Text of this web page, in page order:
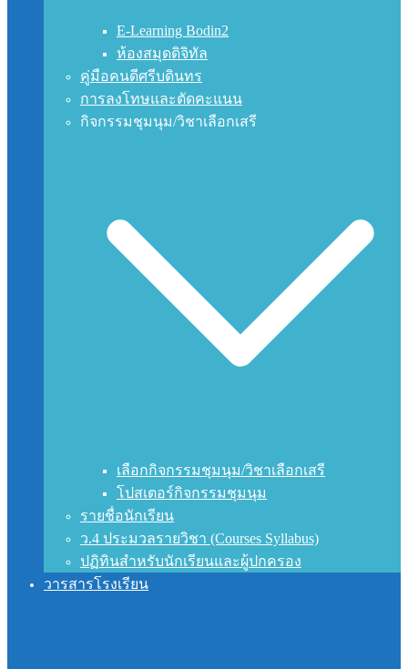
E-Learning Bodin2
ห้องสมุดดิจิทัล
คู่มือคนดีศรีบดินทร
การลงโทษและตัดคะแนน
กิจกรรมชุมนุม/วิชาเลือกเสรี
เลือกกิจกรรมชุมนุม/วิชาเลือกเสรี
โปสเตอร์กิจกรรมชุมนุม
รายชื่อนักเรียน
ว.4 ประมวลรายวิชา (Courses Syllabus)
ปฏิทินสำหรับนักเรียนและผู้ปกครอง
วารสารโรงเรียน